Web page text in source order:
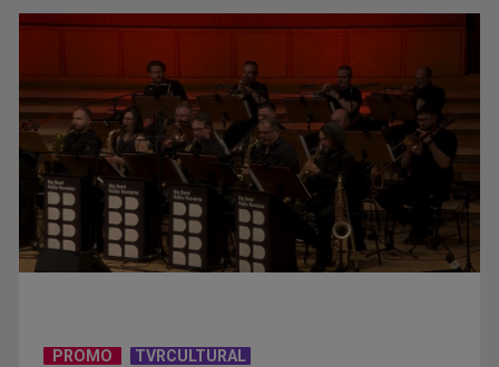
Horaţiu Mălăele ...
PROMO TVRCULTURAL